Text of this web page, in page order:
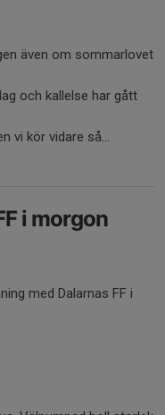
även om sommarlovet
och kallelse har gått
vi kör vidare så...
i morgon
med Dalarnas FF i